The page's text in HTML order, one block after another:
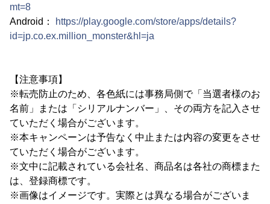
mt=8
Android：
https://play.google.com/store/apps/details?
id=jp.co.ex.million_monster&hl=ja
【注意事項】
※転売防止のため、各色紙には事務局側で「当選者様のお
名前」または「シリアルナンバー」、その両方を記入させ
ていただく場合がございます。
※本キャンペーンは予告なく中止または内容の変更をさせ
ていただく場合がございます。
※文中に記載されている会社名、商品名は各社の商標また
は、登録商標です。
※画像はイメージです。実際とは異なる場合がございま